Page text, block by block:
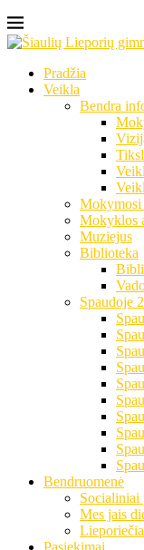
Pradžia
Veikla
Bendra
Mokymosi
Mokyklos
Muziejus
Biblioteka
Spaudoje
Bendruomenė
Socialiniai
Mes jais
Pasiekimai